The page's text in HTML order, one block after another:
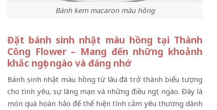
Bánh kem macaron màu hồng
Đặt bánh sinh nhật màu hồng tại Thành
Công Flower – Mang đến những khoảnh
khắc ngọt ngào và đáng nhớ
Bánh sinh nhật màu hồng từ lâu đã trở thành biểu tượng
cho tình yêu, sự lãng mạn và những điều ngọt ngào. Đây là
món quà hoàn hảo để thể hiện tình cảm yêu thương dành